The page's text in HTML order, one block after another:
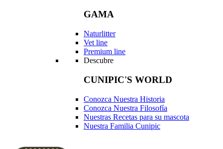
GAMA
Naturlitter
Vet line
Premium line
Descubre
CUNIPIC'S WORLD
Conozca Nuestra Historia
Conozca Nuestra Filosofía
Nuestras Recetas para su mascota
Nuestra Familia Cunipic